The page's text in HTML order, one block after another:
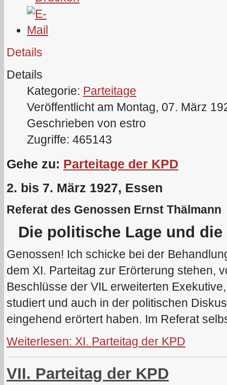
Details
Details
Kategorie: Parteitage
Veröffentlicht am Montag, 07. März
Geschrieben von estro
Zugriffe: 465143
Gehe zu: Parteitage der KPD
2. bis 7. März 1927, Essen
Referat des Genossen Ernst Thälmann
Die politische Lage und
Genossen! Ich schicke bei der
dem XI. Parteitag zur Erörterung stehen,
Beschlüsse der VIL erweiterten
studiert und auch in der politischen
eingehend erörtert haben. Im Referat
Weiterlesen: XI. Parteitag der KPD
VII. Parteitag der KPD